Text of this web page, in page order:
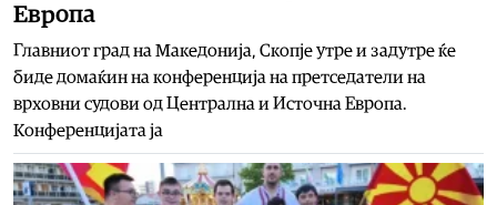
Европа
Главниот град на Македонија, Скопје утре и задутре ќе
биде домаќин на конференција на претседатели на
врховни судови од Централна и Источна Европа.
Конференцијата ја